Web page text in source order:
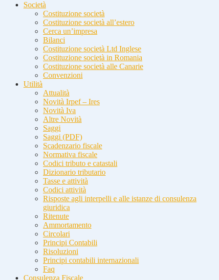
Società
Costituzione società
Costituzione società all’estero
Cerca un’impresa
Bilanci
Costituzione società Ltd Inglese
Costituzione società in Romania
Costituzione società alle Canarie
Convenzioni
Utilità
Attualità
Novità Irpef – Ires
Novità Iva
Altre Novità
Saggi
Saggi (PDF)
Scadenzario fiscale
Normativa fiscale
Codici tributo e catastali
Dizionario tributario
Tasse e attività
Codici attività
Risposte agli interpelli e alle istanze di consulenza
giuridica
Ritenute
Ammortamento
Circolari
Principi Contabili
Risoluzioni
Principi contabili internazionali
Faq
Consulenza Fiscale